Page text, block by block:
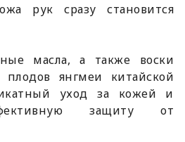
рук сразу становится
масла, а также воски
плодов янгмеи китайской
уход за кожей и
защиту от